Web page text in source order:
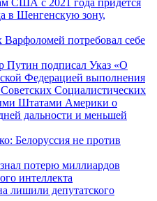
в Шенгенскую зону,
Варфоломей потребовал себе
Путин подписал Указ «О
Федерацией выполнения
Социалистических
Штатами Америки о
дальности и меньшей
Белоруссия не против
потерю миллиардов
интеллекта
лишили депутатского